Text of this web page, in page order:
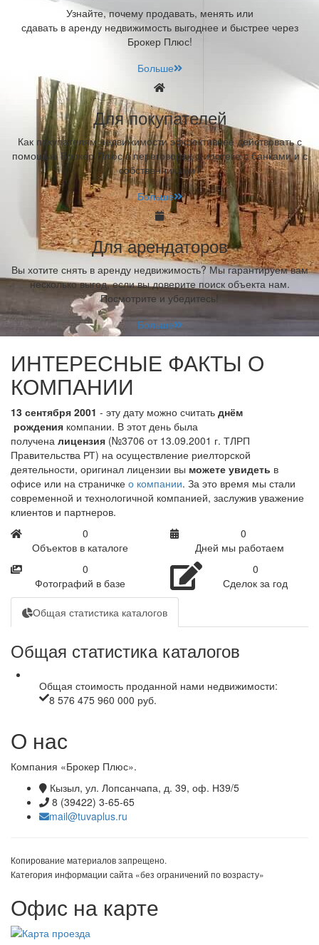
Узнайте, почему продавать, менять или
сдавать в аренду недвижимость выгоднее и быстрее через
Брокер Плюс!
Больше
Для покупателей
Как покупателям недвижимости эффективнее действовать с
помощью Брокер Плюс в переговорах о ипотеке с банками и с
собственниками?
Больше
Для арендаторов
Вы хотите снять в аренду недвижимость? Мы гарантируем вам
несколько выгод, если вы доверите поиск объекта нам.
Посмотрите и убедитесь!
Больше
ИНТЕРЕСНЫЕ ФАКТЫ О
КОМПАНИИ
13 сентября 2001 - эту дату можно считать днём
рождения компании. В этот день была
получена лицензия (№3706 от 13.09.2001 г. ТЛРП
Правительства РТ) на осуществление риелторской
деятельности, оригинал лицензии вы можете увидеть в
офисе или на страничке о компании. За это время мы стали
современной и технологичной компанией, заслужив уважение
клиентов и партнеров.
0
Объектов в каталоге
0
Дней мы работаем
0
Фотографий в базе
0
Сделок за год
Общая статистика каталогов
Общая статистика каталогов
Общая стоимость проданной нами недвижимости:
8 576 475 960 000 руб.
О нас
Компания «Брокер Плюс».
Кызыл, ул. Лопсанчапа, д. 39, оф. Н39/5
8 (39422) 3-65-65
mail@tuvaplus.ru
Копирование материалов запрещено.
Категория информации сайта «без ограничений по возрасту»
Офис на карте